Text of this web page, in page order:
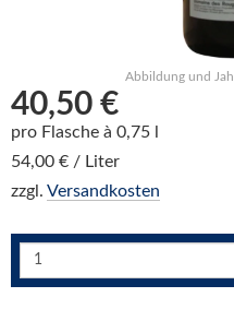
Abbildung und
40,50 €
pro Flasche à 0,75 l
54,00 € / Liter
zzgl. Versandkosten